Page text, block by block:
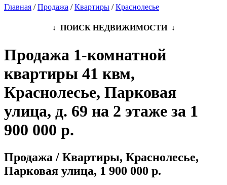
Главная /Продажа /Квартиры /Краснолесье
↓ ПОИСК НЕДВИЖИМОСТИ ↓
Продажа 1-комнатной
квартиры 41 квм,
Краснолесье, Парковая
улица, д. 69 на 2 этаже за 1
900 000 р.
Продажа / Квартиры, Краснолесье,
Парковая улица, 1 900 000 р.